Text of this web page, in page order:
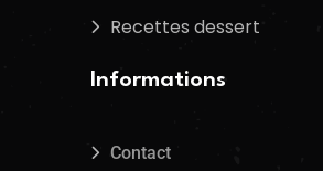
Recettes dessert
Informations
Contact